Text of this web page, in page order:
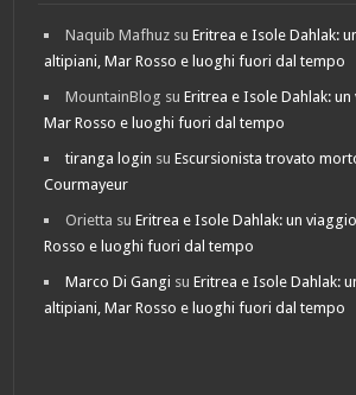
Naquib Mafhuz suEritrea e Isole Dahlak:
altipiani, Mar Rosso e luoghi fuori dal tempo
MountainBlog suEritrea e Isole Dahlak:
Mar Rosso e luoghi fuori dal tempo
tiranga login suEscursionista trovato
Courmayeur
Orietta suEritrea e Isole Dahlak: un
Rosso e luoghi fuori dal tempo
Marco Di Gangi suEritrea e Isole Dahlak:
altipiani, Mar Rosso e luoghi fuori dal tempo